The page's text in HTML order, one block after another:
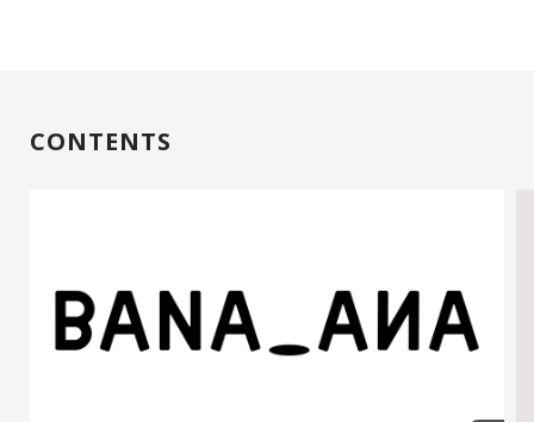
CONTENTS